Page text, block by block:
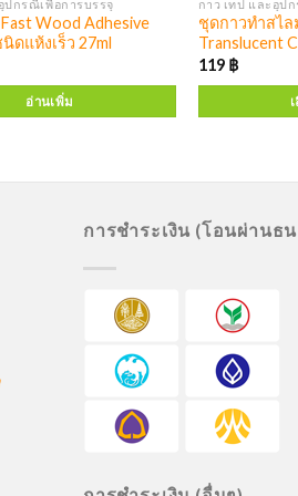
ปกรณืเพื่อการบรรจุ
Wood Adhesive
ดแห้งเร็ว 27ml
อ่านเพิ่ม
กาว เทป และอุป
ชุดกาวทำสไลม์
Translucent
119 ฿
การชำระเงิน (โอนผ่านธ